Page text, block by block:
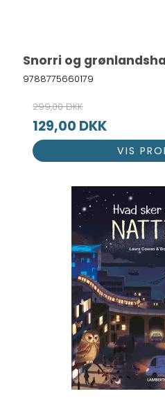
Snorri og
9788775660179
299,00 DKK
129,00 DKK
VIS